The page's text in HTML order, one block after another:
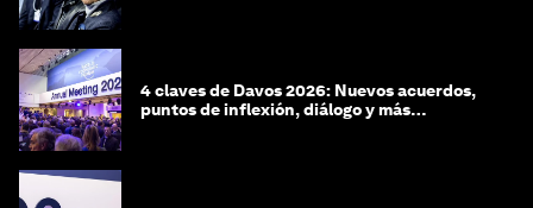
4 claves de Davos 2026: Nuevos acuerdos,
puntos de inflexión, diálogo y más